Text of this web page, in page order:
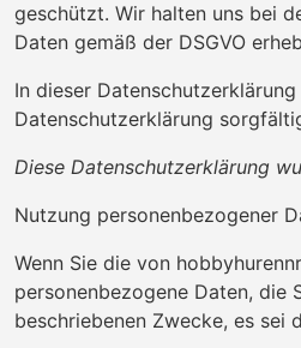
geschützt. Wir halten uns bei
Daten gemäß der DSGVO
In dieser
Datenschutzerklärung
Diese Datenschutzerklärung
Nutzung personenbezogener
Wenn Sie die von
personenbezogene Daten, die
beschriebenen Zwecke, es sei